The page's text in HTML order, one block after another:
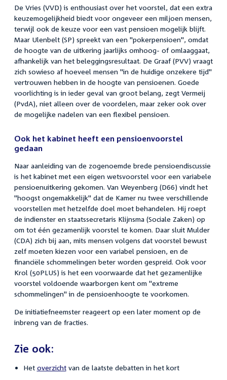
De Vries (VVD) is enthousiast over het voorstel, dat een extra
keuzemogelijkheid biedt voor ongeveer een miljoen mensen,
terwijl ook de keuze voor een vast pensioen mogelijk blijft.
Maar Ulenbelt (SP) spreekt van een "pokerpensioen", omdat
de hoogte van de uitkering jaarlijks omhoog- of omlaaggaat,
afhankelijk van het beleggingsresultaat. De Graaf (PVV) vraagt
zich sowieso af hoeveel mensen "in de huidige onzekere tijd"
vertrouwen hebben in de hoogte van pensioenen. Goede
voorlichting is in ieder geval van groot belang, zegt Vermeij
(PvdA), niet alleen over de voordelen, maar zeker ook over
de mogelijke nadelen van een flexibel pensioen.
Ook het kabinet heeft een pensioenvoorstel
gedaan
Naar aanleiding van de zogenoemde brede pensioendiscussie
is het kabinet met een eigen wetsvoorstel voor een variabele
pensioenuitkering gekomen. Van Weyenberg (D66) vindt het
"hoogst ongemakkelijk" dat de Kamer nu twee verschillende
voorstellen met hetzelfde doel moet behandelen. Hij roept
de indienster en staatssecretaris Klijnsma (Sociale Zaken) op
om tot één gezamenlijk voorstel te komen. Daar sluit Mulder
(CDA) zich bij aan, mits mensen volgens dat voorstel bewust
zelf moeten kiezen voor een variabel pensioen, en de
financiële schommelingen beter worden gespreid. Ook voor
Krol (50PLUS) is het een voorwaarde dat het gezamenlijke
voorstel voldoende waarborgen kent om "extreme
schommelingen" in de pensioenhoogte te voorkomen.
De initiatiefneemster reageert op een later moment op de
inbreng van de fracties.
Zie ook:
Het overzichtvan de laatste debatten in het kort